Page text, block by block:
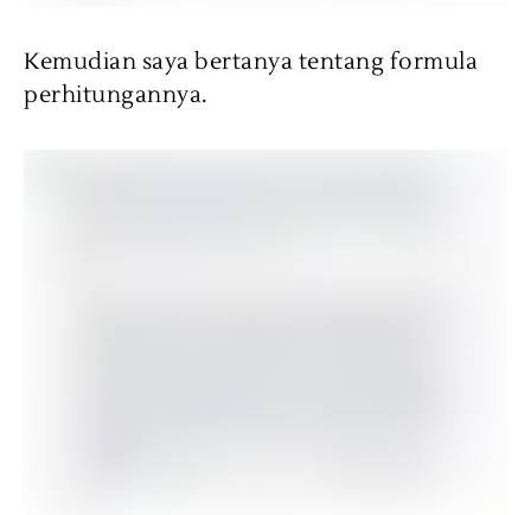
Kemudian saya bertanya tentang formula
perhitungannya.